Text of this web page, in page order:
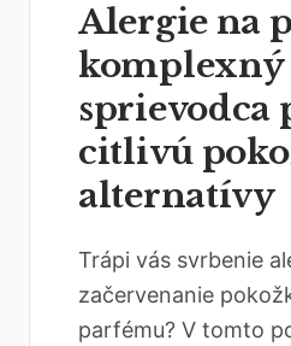
Alergie na
komplexný
sprievodca
citlivú
alternatívy
Trápi vás svrbenie
začervenanie
parfému? V tomto